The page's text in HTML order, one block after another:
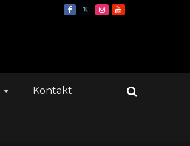
Kontakt